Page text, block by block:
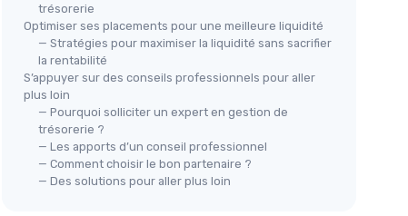
trésorerie
Optimiser ses placements pour une meilleure liquidité
— Stratégies pour maximiser la liquidité sans sacrifier
la rentabilité
S’appuyer sur des conseils professionnels pour aller
plus loin
— Pourquoi solliciter un expert en gestion de
trésorerie ?
— Les apports d’un conseil professionnel
— Comment choisir le bon partenaire ?
— Des solutions pour aller plus loin